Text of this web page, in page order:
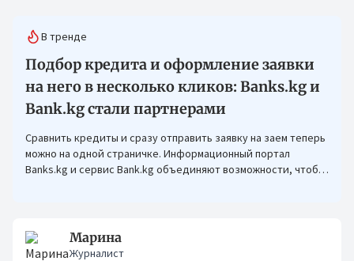
В тренде
Подбор кредита и оформление заявки
на него в несколько кликов: Banks.kg и
Bank.kg стали партнерами
Сравнить кредиты и сразу отправить заявку на заем теперь
можно на одной страничке. Информационный портал
Banks.kg и сервис Bank.kg объединяют возможности, чтобы
Марина
Журналист